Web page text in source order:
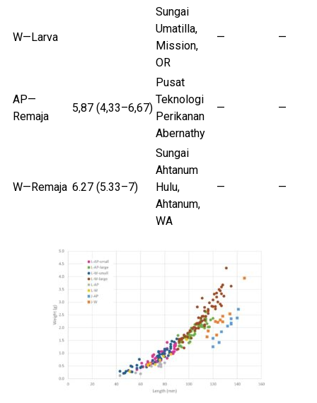
W—Larva
Sungai
Umatilla,
Mission,
OR
— —
AP—
Remaja
5,87 (4,33–6,67)
Pusat
Teknologi
Perikanan
Abernathy
— —
W—Remaja 6.27 (5.33–7)
Sungai
Ahtanum
Hulu,
Ahtanum,
WA
— —